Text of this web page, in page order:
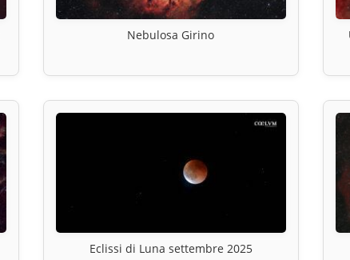
Nebulosa Girino
Eclissi di Luna settembre 2025